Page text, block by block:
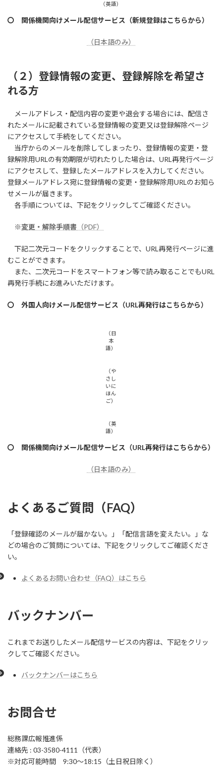
（英語）
〇 関係機関向けメール配信サービス（新規登録はこちらから）
（日本語のみ）
（２）登録情報の変更、登録解除を希望さ
れる方
メールアドレス・配信内容の変更や退会する場合には、配信さ
れたメールに記載されている登録情報の変更又は登録解除ページ
にアクセスして手続をしてください。
当庁からのメールを削除してしまったり、登録情報の変更・登
録解除用URLの有効期限が切れたりした場合は、URL再発行ページ
にアクセスして、登録したメールアドレスを入力してください。
登録メールアドレス宛に登録情報の変更・登録解除用URLのお知ら
せメールが届きます。
各手順については、下記をクリックしてご確認ください。
※変更・解除手順書 （PDF）
下記二次元コードをクリックすることで、URL再発行ページに進
むことができます。
また、二次元コードをスマートフォン等で読み取ることでもURL
再発行手続にお進みいただけます。
〇 外国人向けメール配信サービス（URL再発行はこちらから）
（日
本
語）
（や
さし
いに
ほん
ご）
（英
語）
〇 関係機関向けメール配信サービス（URL再発行はこちらから）
（日本語のみ）
よくあるご質問（FAQ）
「登録確認のメールが届かない。」「配信言語を変えたい。」な
どの場合のご質問については、下記をクリックしてご確認くださ
い。
よくあるお問い合わせ（FAQ）はこちら
バックナンバー
これまでお送りしたメール配信サービスの内容は、下記をクリッ
クしてご確認ください。
バックナンバーはこちら
お問合せ
総務課広報推進係
連絡先 : 03-3580-4111（代表）
※対応可能時間 9:30～18:15（土日祝日除く）